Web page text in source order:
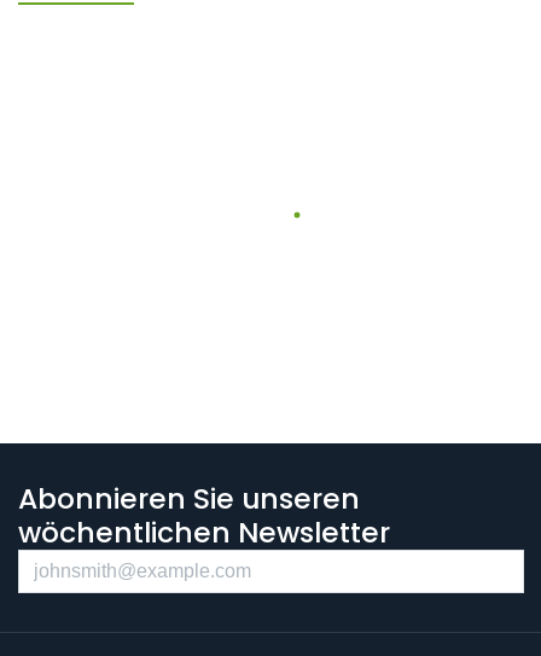
Abonnieren Sie unseren
wöchentlichen Newsletter